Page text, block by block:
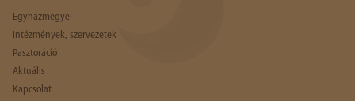
Egyházmegye
Intézmények, szervezetek
Pasztoráció
Aktuális
Kapcsolat